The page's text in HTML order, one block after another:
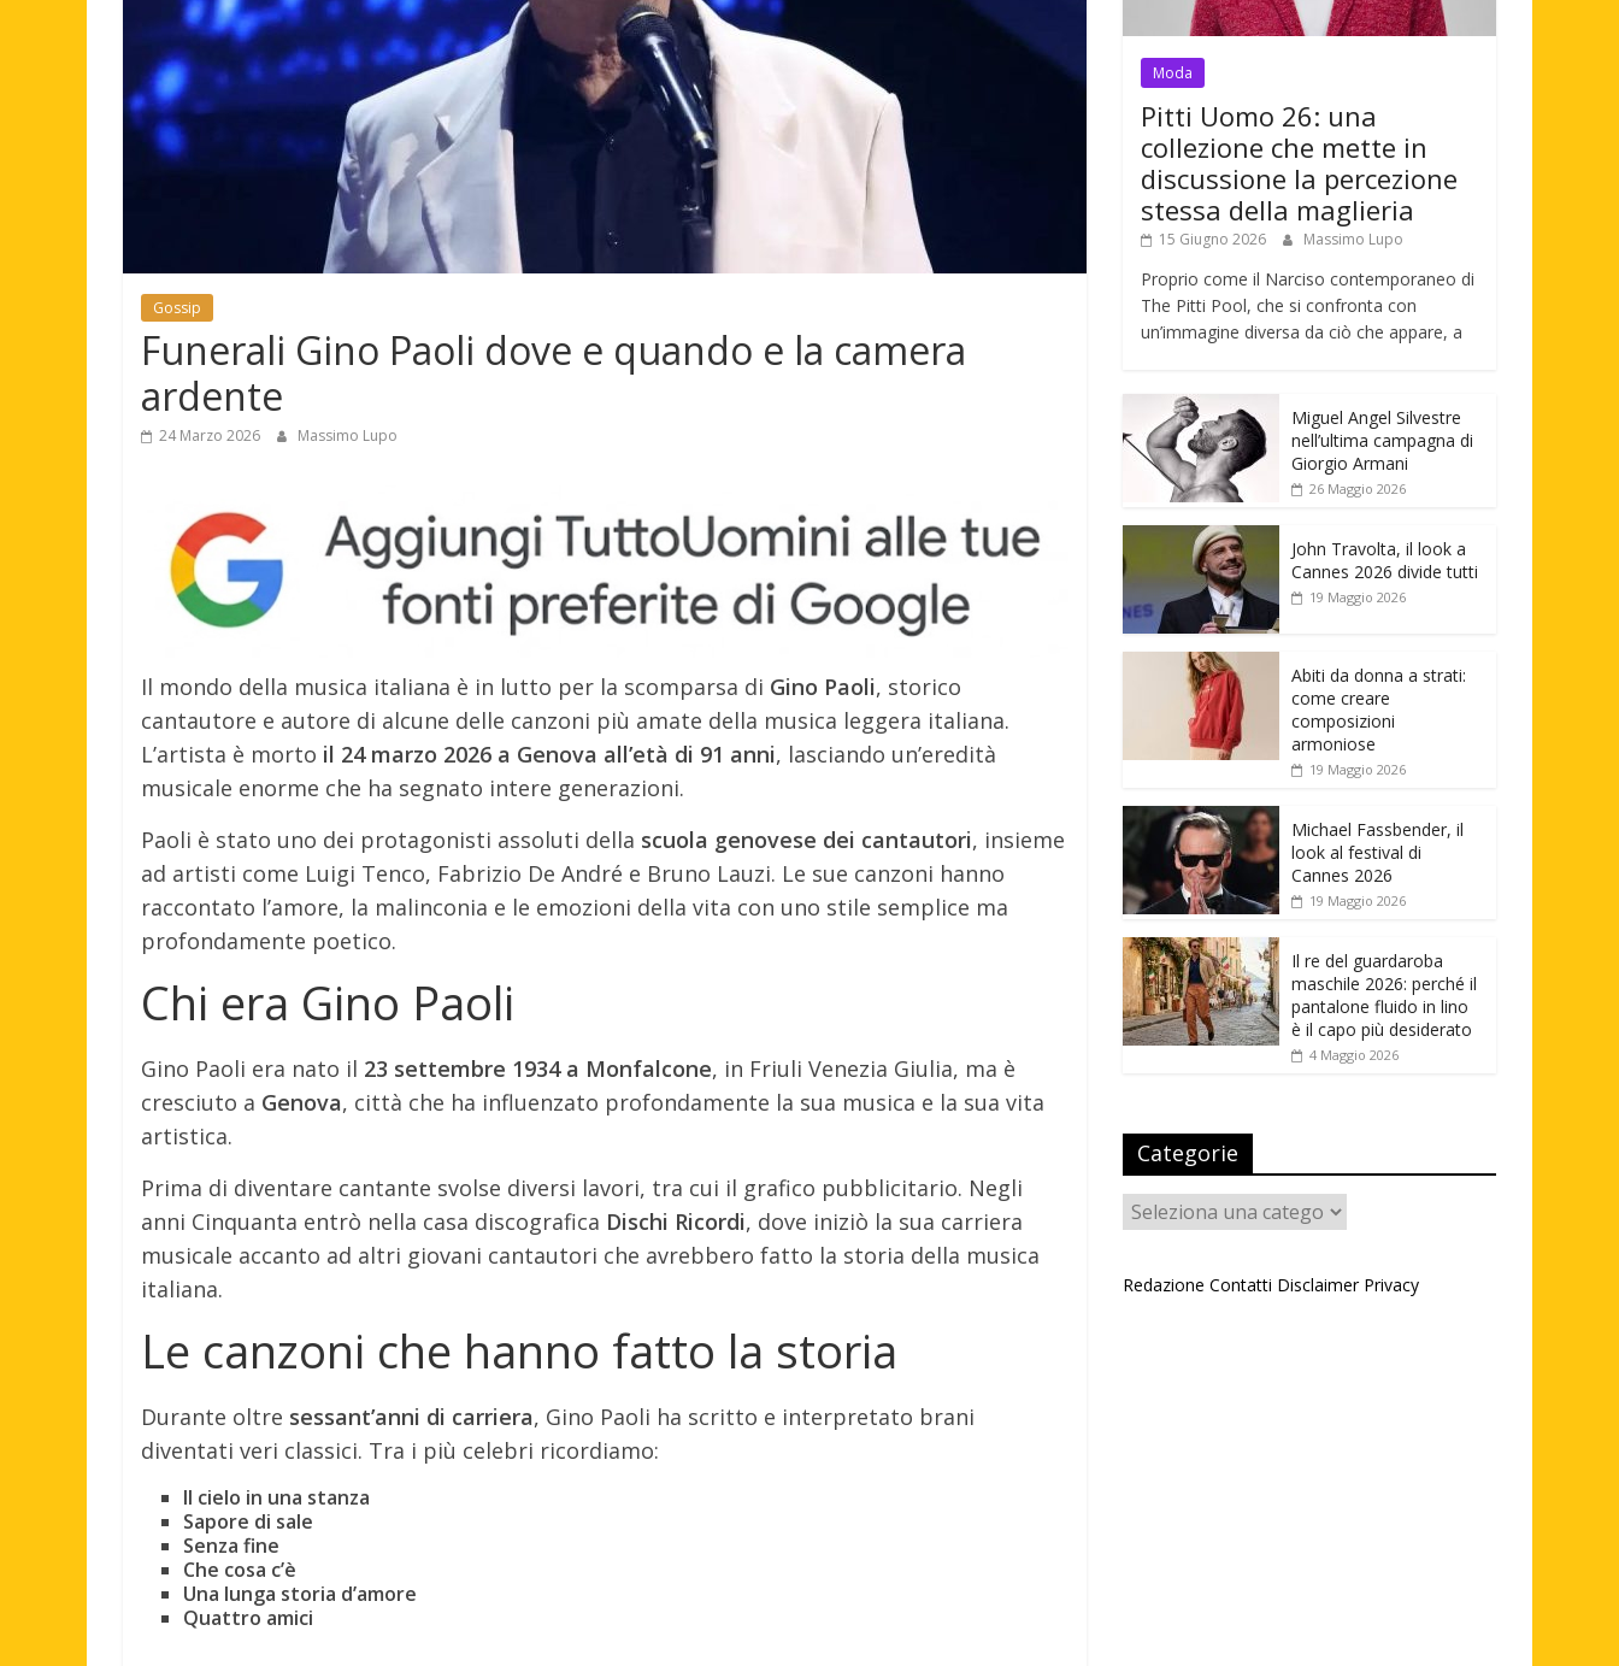
Gossip
Funerali Gino Paoli dove e quando e la camera
ardente
24 Marzo 2026 Massimo Lupo
Il mondo della musica italiana è in lutto per la scomparsa di Gino Paoli, storico
cantautore e autore di alcune delle canzoni più amate della musica leggera italiana.
L’artista è morto il 24 marzo 2026 a Genova all’età di 91 anni, lasciando un’eredità
musicale enorme che ha segnato intere generazioni.
Paoli è stato uno dei protagonisti assoluti della scuola genovese dei cantautori, insieme
ad artisti come Luigi Tenco, Fabrizio De André e Bruno Lauzi. Le sue canzoni hanno
raccontato l’amore, la malinconia e le emozioni della vita con uno stile semplice ma
profondamente poetico.
Chi era Gino Paoli
Gino Paoli era nato il 23 settembre 1934 a Monfalcone, in Friuli Venezia Giulia, ma è
cresciuto a Genova, città che ha influenzato profondamente la sua musica e la sua vita
artistica.
Prima di diventare cantante svolse diversi lavori, tra cui il grafico pubblicitario. Negli
anni Cinquanta entrò nella casa discografica Dischi Ricordi, dove iniziò la sua carriera
musicale accanto ad altri giovani cantautori che avrebbero fatto la storia della musica
italiana.
Le canzoni che hanno fatto la storia
Durante oltre sessant’anni di carriera, Gino Paoli ha scritto e interpretato brani
diventati veri classici. Tra i più celebri ricordiamo:
Il cielo in una stanza
Sapore di sale
Senza fine
Che cosa c’è
Una lunga storia d’amore
Quattro amici
Moda
Pitti Uomo 26: una
collezione che mette in
discussione la percezione
stessa della maglieria
15 Giugno 2026 Massimo Lupo
Proprio come il Narciso contemporaneo di
The Pitti Pool, che si confronta con
un’immagine diversa da ciò che appare, a
Miguel Angel Silvestre
nell’ultima campagna di
Giorgio Armani
26 Maggio 2026
John Travolta, il look a
Cannes 2026 divide tutti
19 Maggio 2026
Abiti da donna a strati:
come creare
composizioni
armoniose
19 Maggio 2026
Michael Fassbender, il
look al festival di
Cannes 2026
19 Maggio 2026
Il re del guardaroba
maschile 2026: perché il
pantalone fluido in lino
è il capo più desiderato
4 Maggio 2026
Categorie
Categorie
Redazione Contatti Disclaimer Privacy